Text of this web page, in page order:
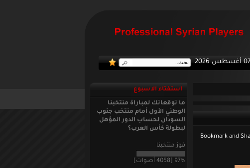
استفتاء الاسبوع
ما توقعاتك لمباراة منتخبنا
الوطني الأول أمام منتخب جنوب
السودان لحساب الدور المؤهل
لبطولة كأس العرب؟
فوز منتخبنا
97% [4058 أصوات]